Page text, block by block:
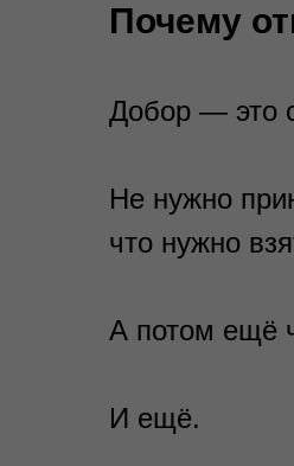
Почему
Добор — это
Не нужно
что нужно
А потом ещё
И ещё.